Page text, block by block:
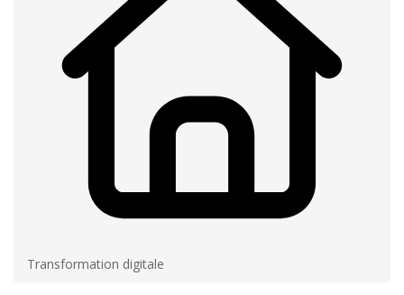
Transformation digitale